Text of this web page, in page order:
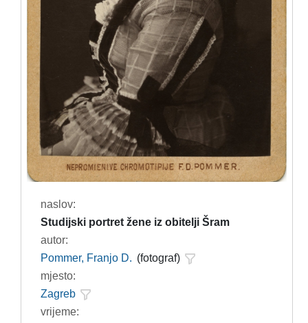
naslov:
Studijski portret žene iz obitelji Šram
autor:
Pommer, Franjo D. (fotograf)
mjesto:
Zagreb
vrijeme: